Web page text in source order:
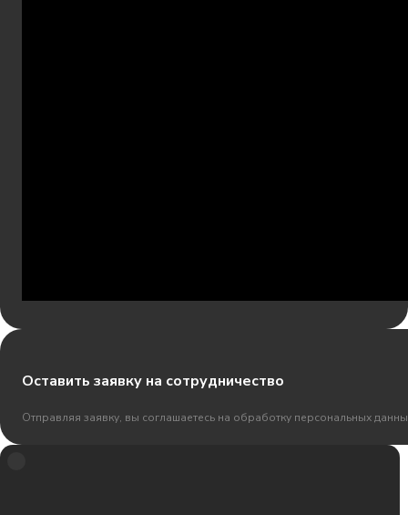
Оставить заявку на сотрудничество
Отправляя заявку, вы соглашаетесь на обработку персональных